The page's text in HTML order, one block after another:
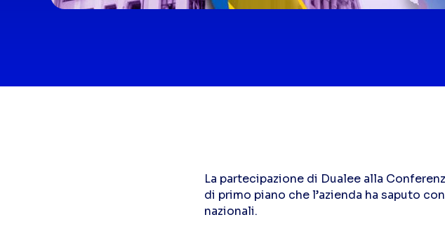
La partecipazione di Dualee alla
di primo piano che l’azienda ha saputo
nazionali.